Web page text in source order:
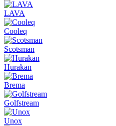
LAVA
Cooleq
Scotsman
Hurakan
Brema
Golfstream
Unox